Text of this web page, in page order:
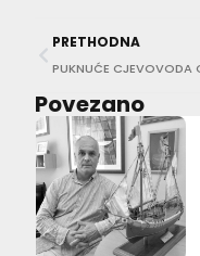
PRETHODNA
Povezano